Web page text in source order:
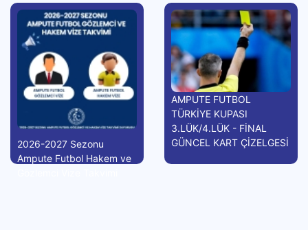
2026-2027 Sezonu
Ampute Futbol Hakem ve
AMPUTE FUTBOL
TÜRKİYE KUPASI
3.LÜK/4.LÜK - FİNAL
GÜNCEL KART ÇİZELGESİ